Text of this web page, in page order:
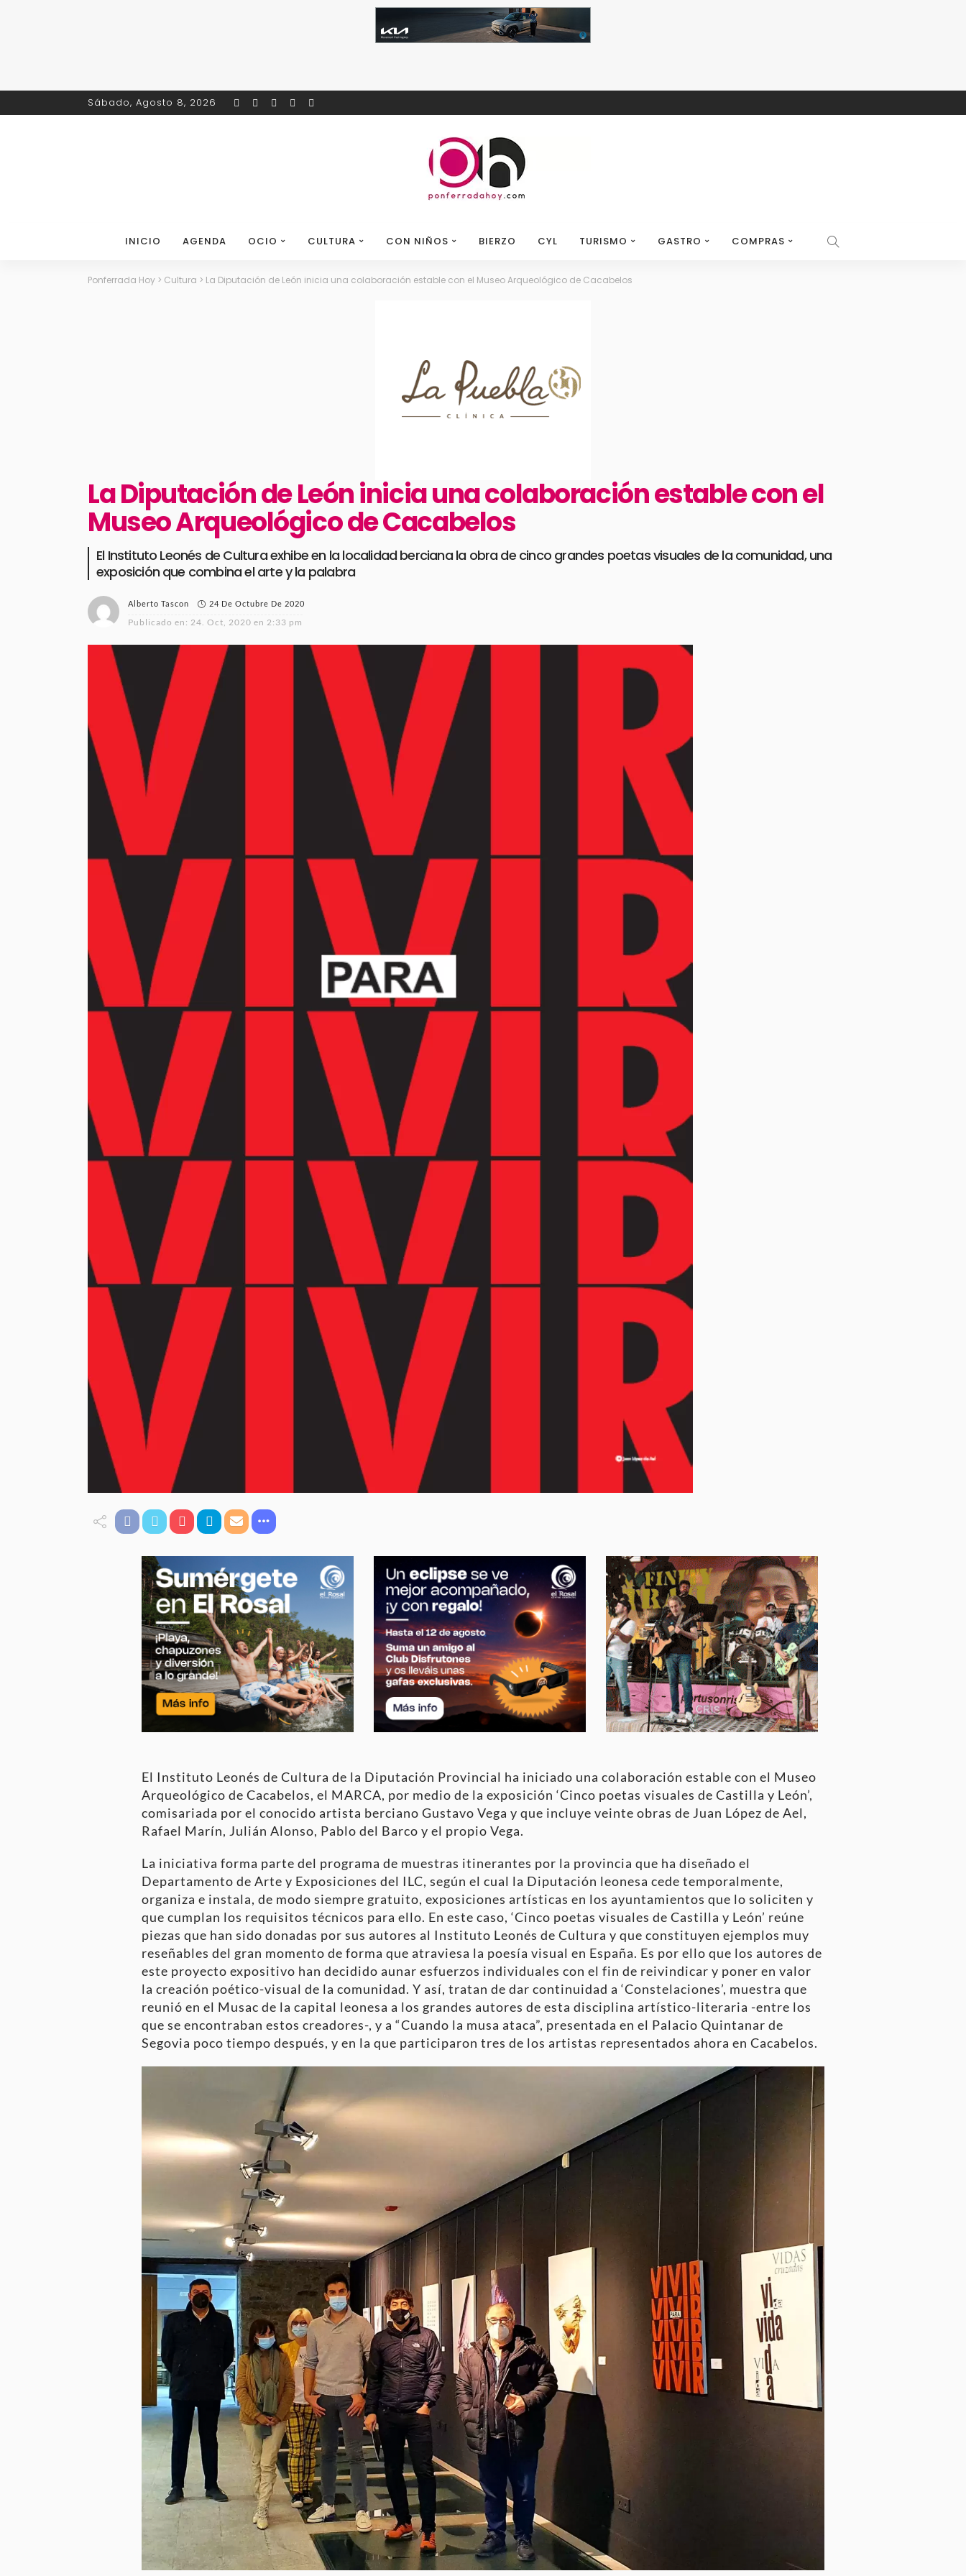
Sábado, Agosto 8, 2026
INICIO AGENDA OCIO CULTURA CON NIÑOS BIERZO CYL TURISMO GASTRO COMPRAS
Ponferrada Hoy > Cultura > La Diputación de León inicia una colaboración estable con el Museo Arqueológico de Cacabelos
La Diputación de León inicia una colaboración estable con el
Museo Arqueológico de Cacabelos
El Instituto Leonés de Cultura exhibe en la localidad berciana la obra de cinco grandes poetas visuales de la comunidad, una
exposición que combina el arte y la palabra
Alberto Tascon 24 De Octubre De 2020
Publicado en: 24. Oct, 2020 en 2:33 pm
El Instituto Leonés de Cultura de la Diputación Provincial ha iniciado una colaboración estable con el Museo
Arqueológico de Cacabelos, el MARCA, por medio de la exposición ‘Cinco poetas visuales de Castilla y León’,
comisariada por el conocido artista berciano Gustavo Vega y que incluye veinte obras de Juan López de Ael,
Rafael Marín, Julián Alonso, Pablo del Barco y el propio Vega.
La iniciativa forma parte del programa de muestras itinerantes por la provincia que ha diseñado el
Departamento de Arte y Exposiciones del ILC, según el cual la Diputación leonesa cede temporalmente,
organiza e instala, de modo siempre gratuito, exposiciones artísticas en los ayuntamientos que lo soliciten y
que cumplan los requisitos técnicos para ello. En este caso, ‘Cinco poetas visuales de Castilla y León’ reúne
piezas que han sido donadas por sus autores al Instituto Leonés de Cultura y que constituyen ejemplos muy
reseñables del gran momento de forma que atraviesa la poesía visual en España. Es por ello que los autores de
este proyecto expositivo han decidido aunar esfuerzos individuales con el fin de reivindicar y poner en valor
la creación poético-visual de la comunidad. Y así, tratan de dar continuidad a ‘Constelaciones’, muestra que
reunió en el Musac de la capital leonesa a los grandes autores de esta disciplina artístico-literaria -entre los
que se encontraban estos creadores-, y a “Cuando la musa ataca”, presentada en el Palacio Quintanar de
Segovia poco tiempo después, y en la que participaron tres de los artistas representados ahora en Cacabelos.